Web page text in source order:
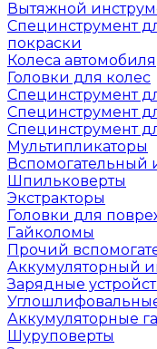
Вытяжной
Специнструмент
покраски
Колеса автомобиля
Головки для колес
Специнструмент
Специнструмент
Специнструмент
Мультипликаторы
Вспомогательный
Шпильковерты
Экстракторы
Головки для
Гайколомы
Прочий
Аккумуляторный
Зарядные
Аккумуляторные
Шуруповерты